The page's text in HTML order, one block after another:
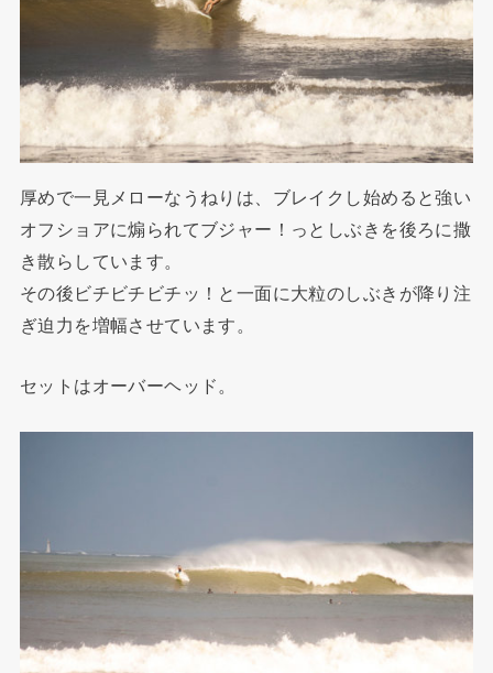
厚めで一見メローなうねりは、ブレイクし始めると強い
オフショアに煽られてブジャー！っとしぶきを後ろに撒
き散らしています。
その後ビチビチビチッ！と一面に大粒のしぶきが降り注
ぎ迫力を増幅させています。
セットはオーバーヘッド。